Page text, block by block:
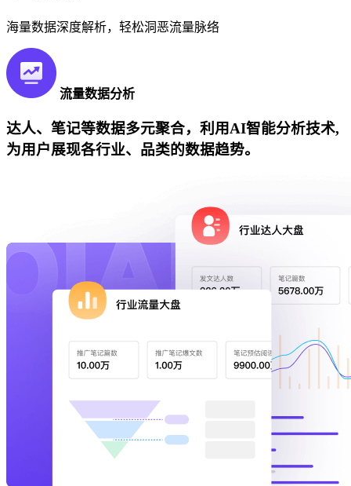
海量数据深度解析，轻松洞恶流量脉络
流量数据分析
达人、笔记等数据多元聚合，利用AI智能分析技术,
为用户展现各行业、品类的数据趋势。